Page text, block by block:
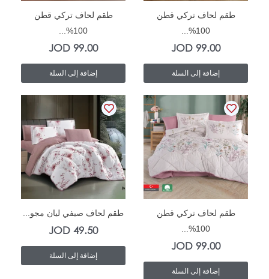
طقم لحاف تركي قطن
100%...
99.00
JOD
إضافة إلى السلة
طقم لحاف تركي قطن
100%...
99.00
JOD
إضافة إلى السلة
In Stock
طقم لحاف تركي قطن
100%...
99.00
JOD
إضافة إلى السلة
In Stock
طقم لحاف صيفي ليان مجو...
49.50
JOD
إضافة إلى السلة